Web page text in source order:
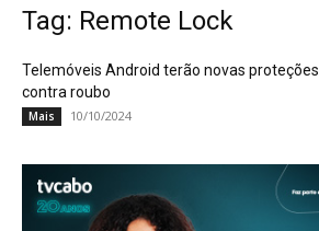
Tag: Remote Lock
Telemóveis Android terão novas proteções
contra roubo
Mais 10/10/2024